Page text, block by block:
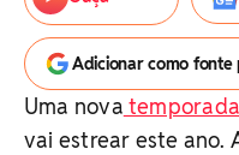
Adicionar como
Uma nova
vai estrear este ano.